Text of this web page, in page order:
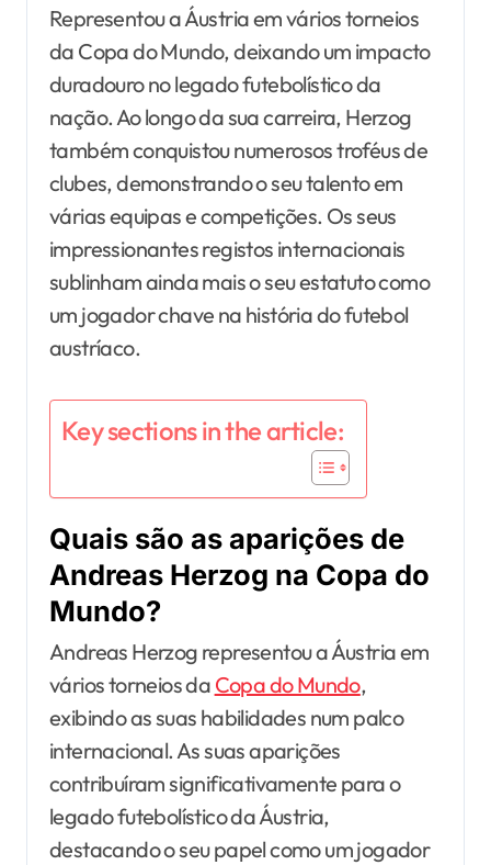
Representou a Áustria em vários torneios
da Copa do Mundo, deixando um impacto
duradouro no legado futebolístico da
nação. Ao longo da sua carreira, Herzog
também conquistou numerosos troféus de
clubes, demonstrando o seu talento em
várias equipas e competições. Os seus
impressionantes registos internacionais
sublinham ainda mais o seu estatuto como
um jogador chave na história do futebol
austríaco.
Key sections in the article:
Quais são as aparições de
Andreas Herzog na Copa do
Mundo?
Andreas Herzog representou a Áustria em
vários torneios da Copa do Mundo,
exibindo as suas habilidades num palco
internacional. As suas aparições
contribuíram significativamente para o
legado futebolístico da Áustria,
destacando o seu papel como um jogador